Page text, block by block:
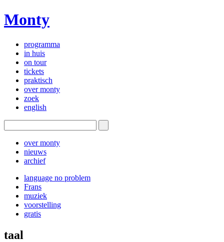
Monty
programma
in huis
on tour
tickets
praktisch
over monty
zoek
english
over monty
nieuws
archief
language no problem
Frans
muziek
voorstelling
gratis
taal